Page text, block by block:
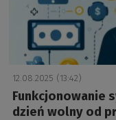
12.08.2025 (13:42)
Funkcjonowanie
dzień wolny od